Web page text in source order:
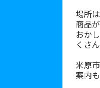
場所
商品
おか
くさん
米原
案内